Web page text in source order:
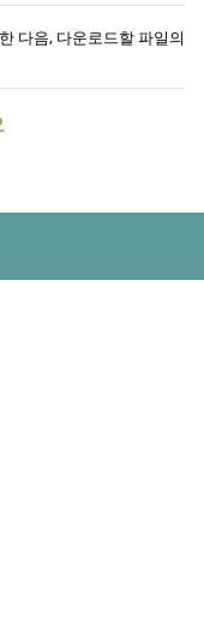
다음, 다운로드할 파일의